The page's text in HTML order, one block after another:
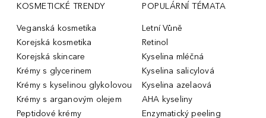
KOSMETICKÉ TRENDY
Veganská kosmetika
Korejská kosmetika
Korejská skincare
Krémy s glycerinem
Krémy s kyselinou glykolovou
Krémy s arganovým olejem
Peptidové krémy
POPULÁRNÍ TÉMATA
Letní Vůně
Retinol
Kyselina mléčná
Kyselina salicylová
Kyselina azelaová
AHA kyseliny
Enzymatický peeling